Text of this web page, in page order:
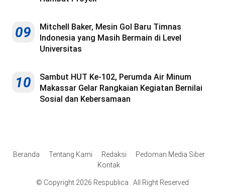
09
Mitchell Baker, Mesin Gol Baru Timnas
Indonesia yang Masih Bermain di Level
Universitas
10
Sambut HUT Ke-102, Perumda Air Minum
Makassar Gelar Rangkaian Kegiatan Bernilai
Sosial dan Kebersamaan
Beranda Tentang Kami Redaksi
Pedoman Media Siber
Kontak
© Copyright 2026 Respublica . All Right Reserved